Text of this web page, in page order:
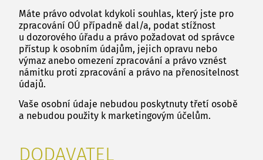
Máte právo odvolat kdykoli souhlas, který jste pro
zpracování OÚ případně dal/a, podat stížnost
u dozorového úřadu a právo požadovat od správce
přístup k osobním údajům, jejich opravu nebo
výmaz anebo omezení zpracování a právo vznést
námitku proti zpracování a právo na přenositelnost
údajů.
Vaše osobní údaje nebudou poskytnuty třetí osobě
a nebudou použity k marketingovým účelům.
DODAVATEL